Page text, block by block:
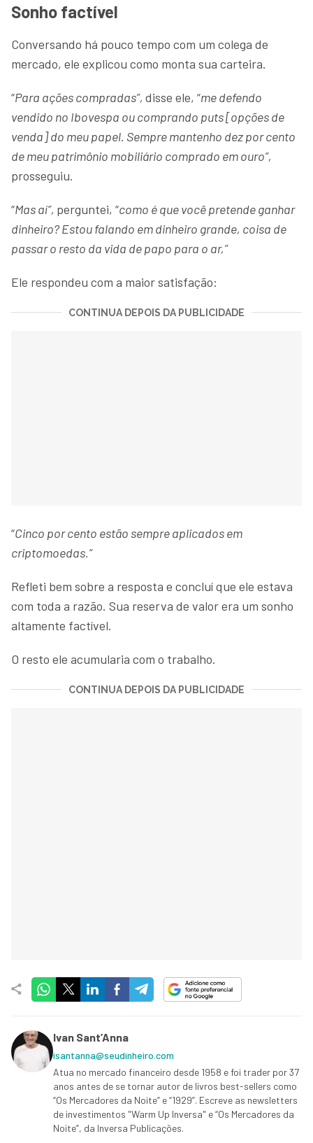
Sonho factível
Conversando há pouco tempo com um colega de
mercado, ele explicou como monta sua carteira.
“Para ações compradas”, disse ele, “me defendo
vendido no Ibovespa ou comprando puts [opções de
venda] do meu papel. Sempre mantenho dez por cento
de meu patrimônio mobiliário comprado em ouro”,
prosseguiu.
“Mas aí”, perguntei, “como é que você pretende ganhar
dinheiro? Estou falando em dinheiro grande, coisa de
passar o resto da vida de papo para o ar,”
Ele respondeu com a maior satisfação:
CONTINUA DEPOIS DA PUBLICIDADE
“Cinco por cento estão sempre aplicados em
criptomoedas.”
Refleti bem sobre a resposta e concluí que ele estava
com toda a razão. Sua reserva de valor era um sonho
altamente factível.
O resto ele acumularia com o trabalho.
CONTINUA DEPOIS DA PUBLICIDADE
Ivan Sant’Anna
isantanna@seudinheiro.com
Atua no mercado financeiro desde 1958 e foi trader por 37
anos antes de se tornar autor de livros best-sellers como
“Os Mercadores da Noite” e “1929”. Escreve as newsletters
de investimentos "Warm Up Inversa" e “Os Mercadores da
Noite”, da Inversa Publicações.